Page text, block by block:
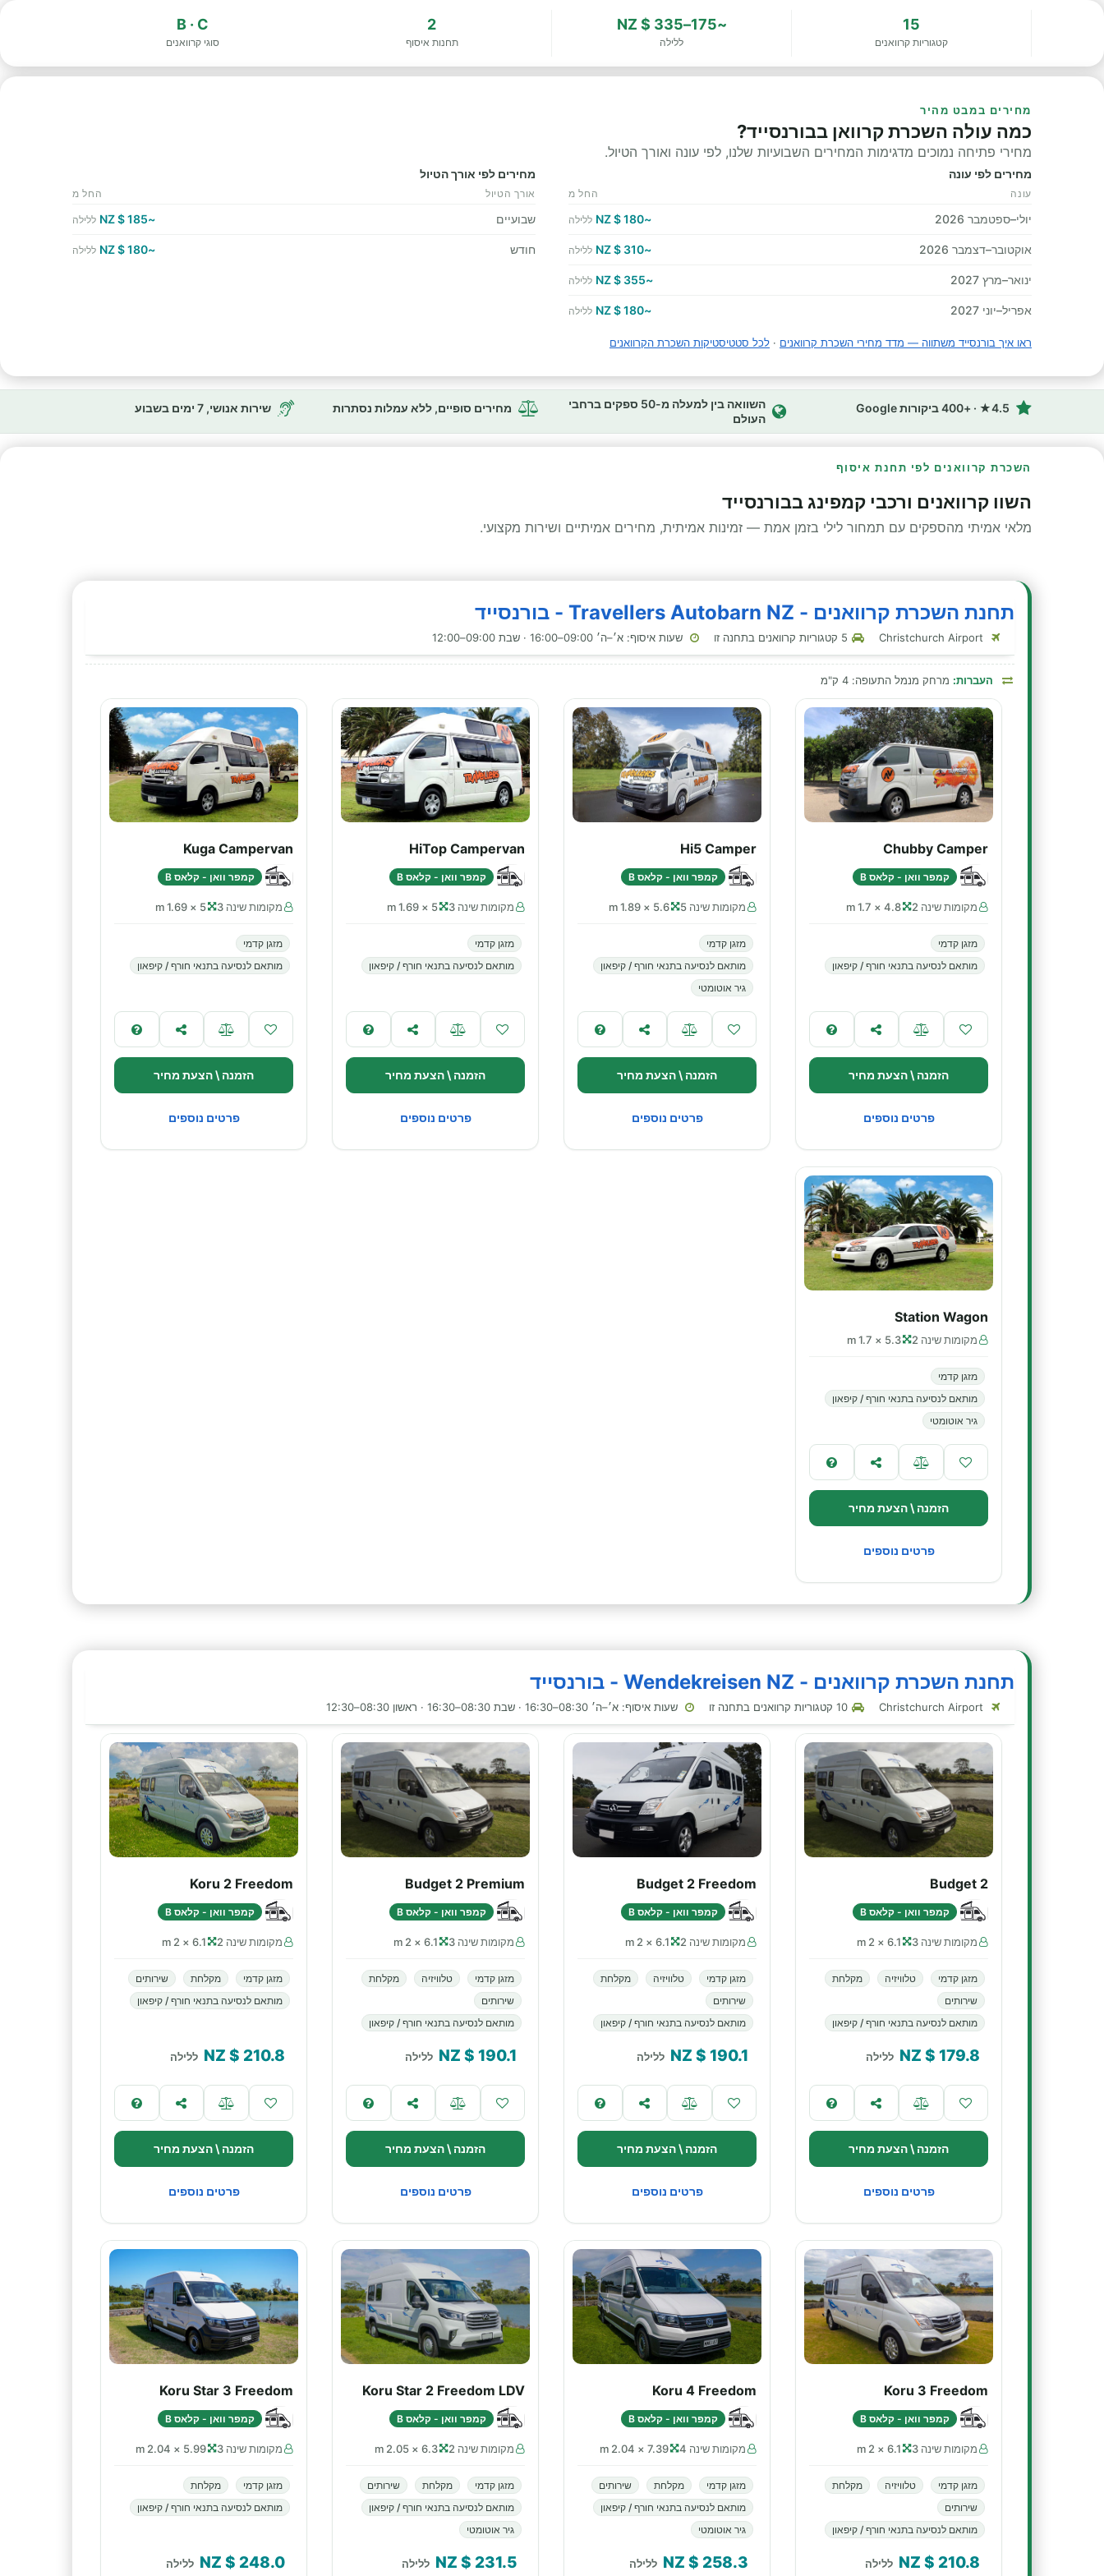
15
קטגוריות קרוואנים
~175–335 $ NZ
ללילה
2
תחנות איסוף
B · C
סוגי קרוואנים
מחירים במבט מהיר
כמה עולה השכרת קרוואן בבורנסייד?
מחירי פתיחה נמוכים מדגימות המחירים השבועיות שלנו, לפי עונה ואורך הטיול.
מחירים לפי עונה
עונה החל מ
יולי–ספטמבר 2026 ~180 $ NZ ללילה
אוקטובר–דצמבר 2026 ~310 $ NZ ללילה
ינואר–מרץ 2027 ~355 $ NZ ללילה
אפריל–יוני 2027 ~180 $ NZ ללילה
מחירים לפי אורך הטיול
אורך הטיול החל מ
שבועיים ~185 $ NZ ללילה
חודש ~180 $ NZ ללילה
ראו איך בורנסייד משתווה — מדד מחירי השכרת קרוואנים · לכל סטטיסטיקות השכרת הקרוואנים
4.5★ · +400 ביקורות Google
השוואה בין למעלה מ-50 ספקים ברחבי
העולם
מחירים סופיים, ללא עמלות נסתרות שירות אנושי, 7 ימים בשבוע
השכרת קרוואנים לפי תחנת איסוף
השוו קרוואנים ורכבי קמפינג בבורנסייד
מלאי אמיתי מהספקים עם תמחור לילי בזמן אמת — זמינות אמיתית, מחירים אמיתיים ושירות מקצועי.
תחנת השכרת קרוואנים - Travellers Autobarn NZ - בורנסייד
שעות איסוף: א׳–ה׳ 09:00–16:00 · שבת 09:00–12:00
העברות: מרחק מנמל התעופה: 4 ק"מ
Chubby Camper
קמפר וואן - קלאס B
מקומות שינה 2 4.8 × 1.7 m
מזגן קדמי
מותאם לנסיעה בתנאי חורף / קיפאון
הזמנה \ הצעת מחיר
פרטים נוספים
Hi5 Camper
קמפר וואן - קלאס B
מקומות שינה 5 5.6 × 1.89 m
מזגן קדמי
מותאם לנסיעה בתנאי חורף / קיפאון
גיר אוטומטי
הזמנה \ הצעת מחיר
פרטים נוספים
HiTop Campervan
קמפר וואן - קלאס B
מקומות שינה 3 5 × 1.69 m
מזגן קדמי
מותאם לנסיעה בתנאי חורף / קיפאון
הזמנה \ הצעת מחיר
פרטים נוספים
Kuga Campervan
קמפר וואן - קלאס B
מקומות שינה 3 5 × 1.69 m
מזגן קדמי
מותאם לנסיעה בתנאי חורף / קיפאון
הזמנה \ הצעת מחיר
פרטים נוספים
Station Wagon
מקומות שינה 2 5.3 × 1.7 m
מזגן קדמי
מותאם לנסיעה בתנאי חורף / קיפאון
גיר אוטומטי
הזמנה \ הצעת מחיר
פרטים נוספים
תחנת השכרת קרוואנים - Wendekreisen NZ - בורנסייד
שעות איסוף: א׳–ה׳ 08:30–16:30 · שבת 08:30–16:30 · ראשון 08:30–12:30
Budget 2
קמפר וואן - קלאס B
מקומות שינה 3 6.1 × 2 m
מזגן קדמי טלוויזיה
מקלחת
שירותים
מותאם לנסיעה בתנאי חורף / קיפאון
179.8
$ NZ ללילה
הזמנה \ הצעת מחיר
פרטים נוספים
Budget 2 Freedom
קמפר וואן - קלאס B
מקומות שינה 2 6.1 × 2 m
מזגן קדמי טלוויזיה
מקלחת
שירותים
מותאם לנסיעה בתנאי חורף / קיפאון
190.1
$ NZ ללילה
הזמנה \ הצעת מחיר
פרטים נוספים
Budget 2 Premium
קמפר וואן - קלאס B
מקומות שינה 3 6.1 × 2 m
מזגן קדמי טלוויזיה
מקלחת
שירותים
מותאם לנסיעה בתנאי חורף / קיפאון
190.1
$ NZ ללילה
הזמנה \ הצעת מחיר
פרטים נוספים
Koru 2 Freedom
קמפר וואן - קלאס B
מקומות שינה 2 6.1 × 2 m
מזגן קדמי מקלחת
שירותים
מותאם לנסיעה בתנאי חורף / קיפאון
210.8
$ NZ ללילה
הזמנה \ הצעת מחיר
פרטים נוספים
Koru 3 Freedom
קמפר וואן - קלאס B
מקומות שינה 3 6.1 × 2 m
מזגן קדמי טלוויזיה
מקלחת
שירותים
מותאם לנסיעה בתנאי חורף / קיפאון
210.8
$ NZ ללילה
Koru 4 Freedom
קמפר וואן - קלאס B
מקומות שינה 4 7.39 × 2.04 m
מזגן קדמי מקלחת
שירותים
מותאם לנסיעה בתנאי חורף / קיפאון
גיר אוטומטי
258.3
$ NZ ללילה
Koru Star 2 Freedom LDV
קמפר וואן - קלאס B
מקומות שינה 2 6.3 × 2.05 m
מזגן קדמי מקלחת
שירותים
מותאם לנסיעה בתנאי חורף / קיפאון
גיר אוטומטי
231.5
$ NZ ללילה
Koru Star 3 Freedom
קמפר וואן - קלאס B
מקומות שינה 3 5.99 × 2.04 m
מזגן קדמי
מקלחת
מותאם לנסיעה בתנאי חורף / קיפאון
248.0
$ NZ ללילה